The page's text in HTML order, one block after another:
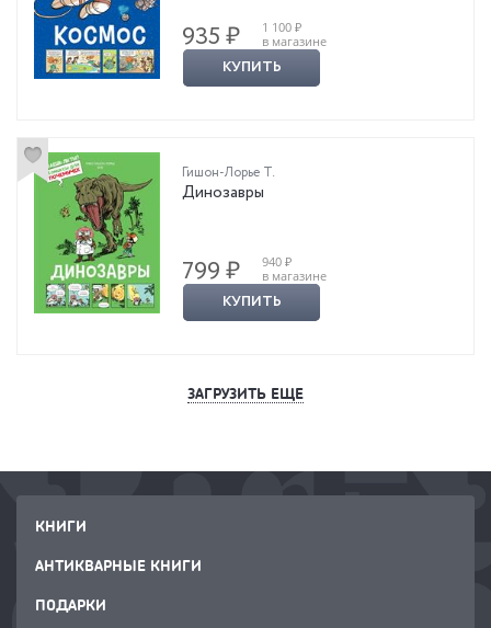
935 ₽
1 100 ₽
в магазине
КУПИТЬ
Гишон-Лорье Т.
Динозавры
799 ₽
940 ₽
в магазине
КУПИТЬ
ЗАГРУЗИТЬ ЕЩЕ
КНИГИ
АНТИКВАРНЫЕ КНИГИ
ПОДАРКИ